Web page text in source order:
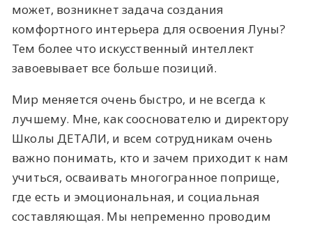
может, возникнет задача создания
комфортного интерьера для освоения Луны?
Тем более что искусственный интеллект
завоевывает все больше позиций.
Мир меняется очень быстро, и не всегда к
лучшему. Мне, как сооснователю и директору
Школы ДЕТАЛИ, и всем сотрудникам очень
важно понимать, кто и зачем приходит к нам
учиться, осваивать многогранное поприще,
где есть и эмоциональная, и социальная
составляющая. Мы непременно проводим